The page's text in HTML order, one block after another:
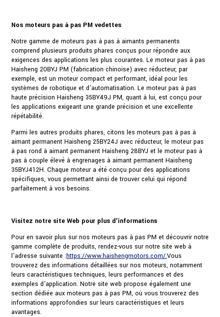
Nos moteurs pas à pas PM vedettes
Notre gamme de moteurs pas à pas à aimants permanents
comprend plusieurs produits phares conçus pour répondre aux
exigences des applications les plus courantes. Le moteur pas à pas
Haisheng 20BYJ PM (fabrication chinoise) avec réducteur, par
exemple, est un moteur compact et performant, idéal pour les
systèmes de robotique et d'automatisation. Le moteur pas à pas
haute précision Haisheng 35BY49J PM, quant à lui, est conçu pour
les applications exigeant une grande précision et une excellente
répétabilité.
Parmi les autres produits phares, citons les moteurs pas à pas à
aimant permanent Haisheng 25BY24J avec réducteur, le moteur pas
à pas rond à aimant permanent Haisheng 28BYJ et le moteur pas à
pas à couple élevé à engrenages à aimant permanent Haisheng
35BYJ412H. Chaque moteur a été conçu pour des applications
spécifiques, vous permettant ainsi de trouver celui qui répond
parfaitement à vos besoins.
Visitez notre site Web pour plus d'informations
Pour en savoir plus sur nos moteurs pas à pas PM et découvrir notre
gamme complète de produits, rendez-vous sur notre site web à
l'adresse suivante :https://www.haishengmotors.com/.Vous
trouverez des informations détaillées sur nos moteurs, notamment
leurs caractéristiques techniques, leurs performances et des
exemples d'application. Notre site web propose également une
section dédiée aux moteurs pas à pas PM, où vous trouverez des
informations approfondies sur leurs caractéristiques et leurs
avantages.